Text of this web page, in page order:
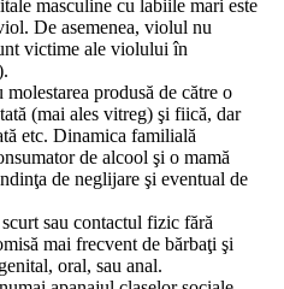
masculine cu labiile mari este
De asemenea, violul nu
victime ale violului în
produsă de către o
(mai ales vitreg) şi fiică, dar
etc. Dinamica familială
de alcool şi o mamă
de neglijare şi eventual de
sau contactul fizic fără
mai frecvent de bărbaţi şi
oral, sau anal.